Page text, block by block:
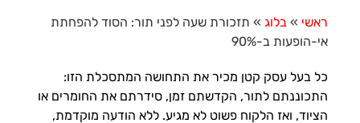
ראשי » בלוג » תזכורת שעה לפני תור: הסוד להפחתת
אי-הופעות ב-90%
כל בעל עסק קטן מכיר את התחושה המתסכלת הזו:
התכוננתם לתור, הקדשתם זמן, סידרתם את החומרים או
הציוד, ואז הלקוח פשוט לא מגיע. ללא הודעה מוקדמת,